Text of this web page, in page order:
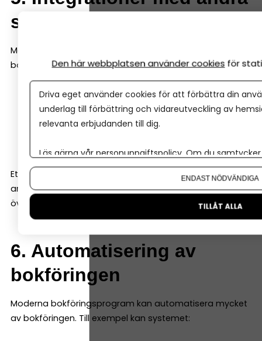
system
Många företag använder fler system än bara
bokföringsprogrammet, till exempel:
e-handelssystem
kassasystem
CRM-system
Ett bra bokföringsprogram ska kunna integreras med
andra verktyg så att informationen automatiskt förs
över till bokföringen.
6. Automatisering av
bokföringen
Moderna bokföringsprogram kan automatisera mycket
av bokföringen. Till exempel kan systemet:
Den här webbplatsen använder cookies för
Driva eget använder cookies för att förbättra din
underlag till förbättring och vidareutveckling av
relevanta erbjudanden till dig.
Läs gärna vår personuppgiftspolicy. Om du
Om du vill ändra ditt val i efterhand hittar du den
ENDAST NÖDVÄNDIGA
TILLÅT ALLA